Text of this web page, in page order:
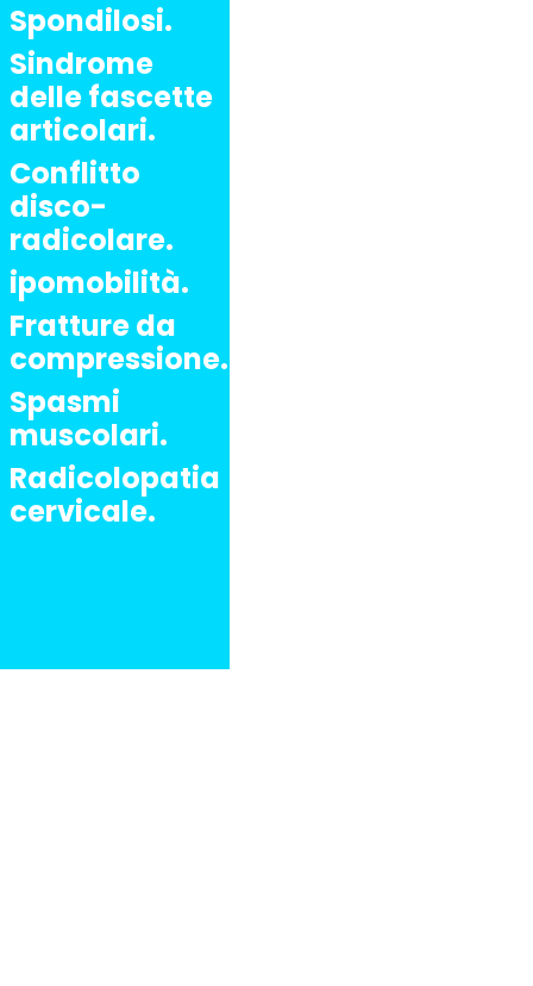
Spondilosi.
Sindrome
delle fascette
articolari.
Conflitto
disco-
radicolare.
ipomobilità.
Fratture da
compressione.
Spasmi
muscolari.
Radicolopatia
cervicale.